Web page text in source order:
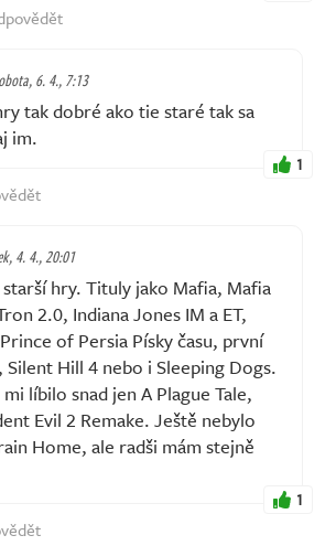
6. 4., 7:13
tak dobré ako tie staré tak sa
im.
1
4. 4., 20:01
starší hry. Tituly jako Mafia, Mafia
2.0, Indiana Jones IM a ET,
of Persia Písky času, první
Silent Hill 4 nebo i Sleeping Dogs.
líbilo snad jen A Plague Tale,
Evil 2 Remake. Ještě nebylo
Home, ale radši mám stejně
1